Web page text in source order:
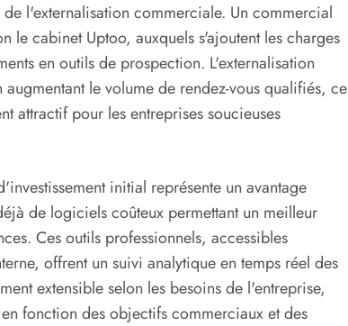
l'externalisation commerciale. Un commercial
le cabinet Uptoo, auxquels s'ajoutent les charges
en outils de prospection. L'externalisation
le volume de rendez-vous qualifiés, ce
attractif pour les entreprises soucieuses
initial représente un avantage
de logiciels coûteux permettant un meilleur
Ces outils professionnels, accessibles
offrent un suivi analytique en temps réel des
extensible selon les besoins de l'entreprise,
fonction des objectifs commerciaux et des